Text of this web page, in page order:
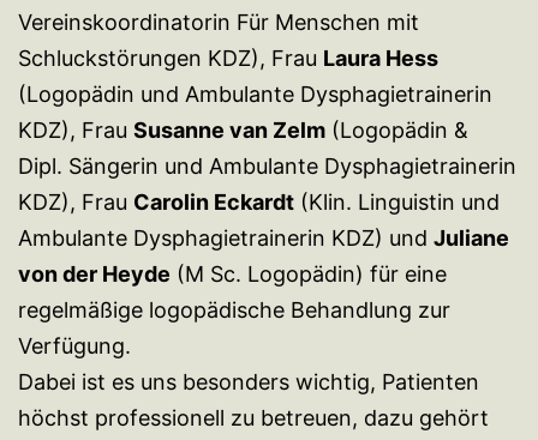
Vereinskoordinatorin Für Menschen mit
Schluckstörungen KDZ), Frau Laura Hess
(Logopädin und Ambulante Dysphagietrainerin
KDZ), Frau Susanne van Zelm (Logopädin &
Dipl. Sängerin und Ambulante Dysphagietrainerin
KDZ), Frau Carolin Eckardt (Klin. Linguistin und
Ambulante Dysphagietrainerin KDZ) und Juliane
von der Heyde (M Sc. Logopädin) für eine
regelmäßige logopädische Behandlung zur
Verfügung.
Dabei ist es uns besonders wichtig, Patienten
höchst professionell zu betreuen, dazu gehört